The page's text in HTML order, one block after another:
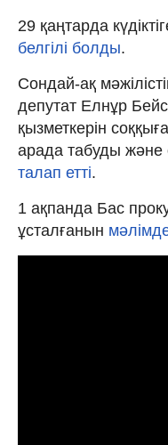
29 қаңтарда
белгілі болды.
Сондай-ақ
депутат Елнұр
қызметкерін
арада табуды және
талап етті.
1 ақпанда Бас
ұсталғанын